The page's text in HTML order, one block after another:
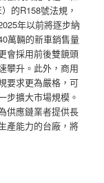
的R158號法規，
年以前將逐步納
萬輛的新車銷售量
會採用前後雙鏡頭
攀升。此外，商用
要求更為嚴格，可
步擴大市場規模。
供應鏈業者提供長
產能力的台廠，將